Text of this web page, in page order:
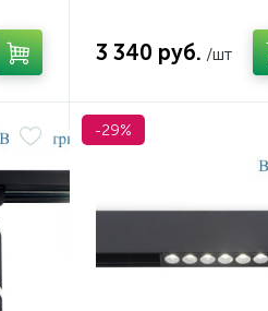
3 340 руб. /шт
-29%